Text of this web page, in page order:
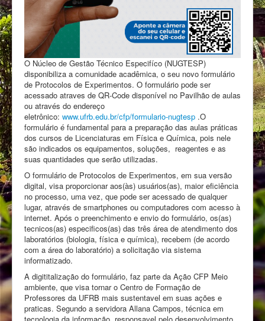
O Núcleo de Gestão Técnico Especifíco (NUGTESP)
disponibiliza a comunidade acadêmica, o seu novo formulário
de Protocolos de Experimentos. O formulário pode ser
acessado atraves de QR-Code disponível no Pavilhão de aulas
ou através do endereço
eletrônico: www.ufrb.edu.br/cfp/formulario-nugtesp .O
formulário é fundamental para a preparação das aulas práticas
dos cursos de Licenciaturas em Física e Química, pois nele
são indicados os equipamentos, soluções, reagentes e as
suas quantidades que serão utilizadas.
O formulário de Protocolos de Experimentos, em sua versão
digital, visa proporcionar aos(às) usuários(as), maior eficiência
no processo, uma vez, que pode ser acessado de qualquer
lugar, através de smartphones ou computadores com acesso à
internet. Após o preenchimento e envio do formulário, os(as)
tecnicos(as) especificos(as) das três área de atendimento dos
laboratórios (biologia, física e química), recebem (de acordo
com a área do laboratório) a solicitação via sistema
informatizado.
A digititalização do formulário, faz parte da Ação CFP Meio
ambiente, que visa tornar o Centro de Formação de
Professores da UFRB mais sustentavel em suas ações e
praticas. Segundo a servidora Allana Campos, técnica em
tecnologia da informação, responsavel pelo desenvolvimento